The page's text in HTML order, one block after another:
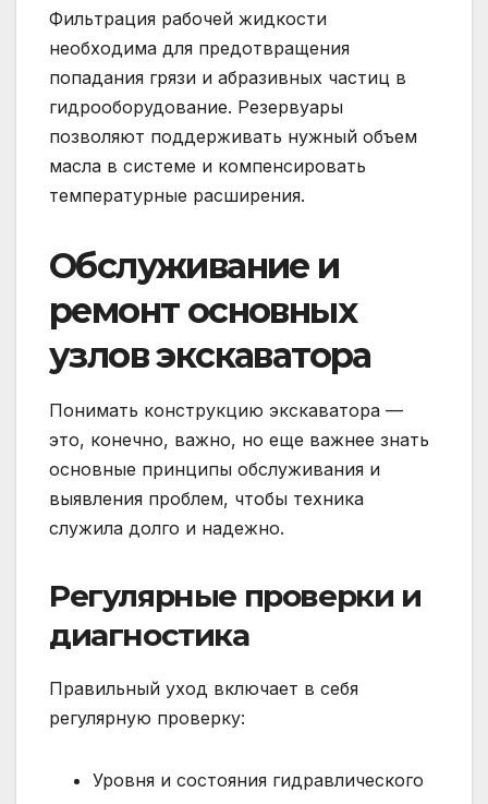
Фильтрация рабочей жидкости
необходима для предотвращения
попадания грязи и абразивных частиц в
гидрооборудование. Резервуары
позволяют поддерживать нужный объем
масла в системе и компенсировать
температурные расширения.
Обслуживание и
ремонт основных
узлов экскаватора
Понимать конструкцию экскаватора —
это, конечно, важно, но еще важнее знать
основные принципы обслуживания и
выявления проблем, чтобы техника
служила долго и надежно.
Регулярные проверки и
диагностика
Правильный уход включает в себя
регулярную проверку:
Уровня и состояния гидравлического